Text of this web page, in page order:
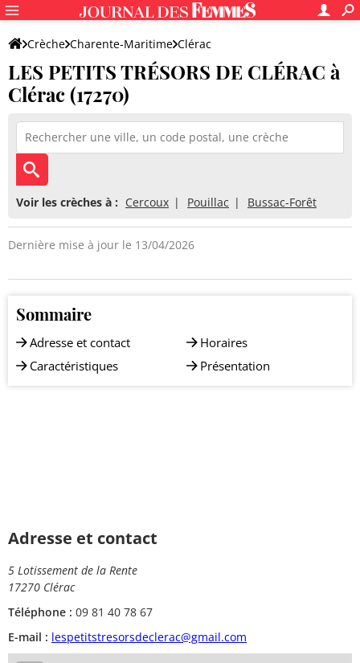
Crèche Charente-Maritime Clérac
LES PETITS TRÉSORS DE CLÉRAC
LES PETITS TRÉSORS DE CLÉRAC à
Clérac (17270)
Voir les crèches à : Cercoux Pouillac Bussac-Forêt
Dernière mise à jour le 13/04/2026
Sommaire
Adresse et contact
Caractéristiques
Horaires
Présentation
Adresse et contact
5 Lotissement de la Rente
17270 Clérac
Téléphone : 09 81 40 78 67
E-mail : lespetitstresorsdeclerac@gmail.com